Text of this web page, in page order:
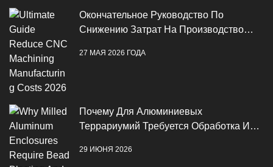
Окончательное Руководство По
Снижению Затрат На Производство
27 МАЯ 2026 ГОДА
Почему Для Алюминиевых
Террариумий Требуется Обработка И
29 ИЮНЯ 2026